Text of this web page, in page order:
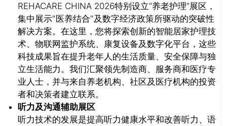
REHACARE CHINA 2026特别设立“养老护理”展区，
集中展示"医养结合"及数字经济政策所驱动的突破性
解决方案。在这里，您将探索创新的智能居家护理技
术、物联网监护系统、康复设备及数字化平台，这些
科技成果旨在提升老年人的生活质量、安全保障与独
立生活能力。我们汇聚领先制造商、服务商和医疗专
业人士，并与来自养老机构、社区及医疗机构的投资
者和决策者建立联系。
听力及沟通辅助展区
听力技术的发展是提高听力健康水平和改善听力、语